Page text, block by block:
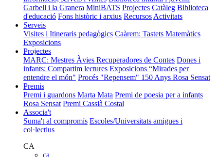
Garbell i la Granera MiniBATS Projectes Catàleg Biblioteca
d'educació Fons històric i arxius Recursos Activitats
Serveis
Visites i Itineraris pedagògics Caàrem: Tastets Matemàtics
Exposicions
Projectes
MARC: Mestres Àvies Recuperadores de Contes Dones i
infants: Compartim lectures Exposicions “Mirades per
entendre el món" Procés "Repensem" 150 Anys Rosa Sensat
Premis
Premi i guardons Marta Mata Premi de poesia per a infants
Rosa Sensat Premi Cassià Costal
Associa't
Suma't al compromís Escoles/Universitats amigues i
col·lectius
CA
ca